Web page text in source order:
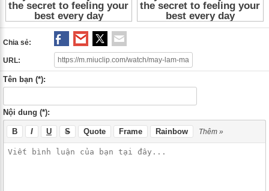
Chia sẻ:
URL:
Tên bạn (*):
Nội dung (*):
B I U S Quote Frame Rainbow Thêm »